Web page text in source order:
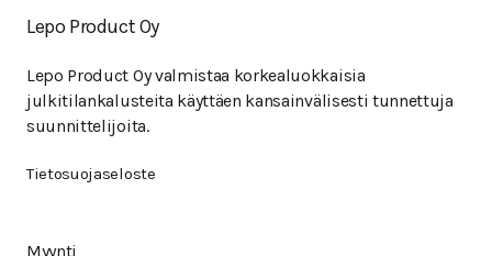
Lepo Product Oy
Lepo Product Oy valmistaa korkealuokkaisia
julkitilankalusteita käyttäen kansainvälisesti tunnettuja
suunnittelijoita.
Tietosuojaseloste
Myynti